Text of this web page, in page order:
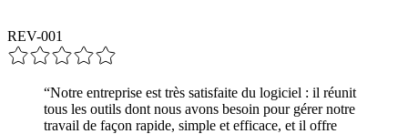
REV-001
“Notre entreprise est très satisfaite du logiciel : il réunit
tous les outils dont nous avons besoin pour gérer notre
travail de façon rapide, simple et efficace, et il offre